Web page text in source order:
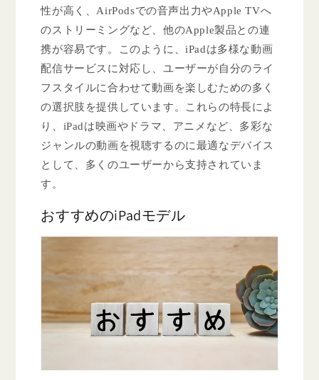
性が高く、AirPodsでの音声出力やApple TVへ
のストリーミングなど、他のApple製品との連
携が容易です。このように、iPadは多様な動画
配信サービスに対応し、ユーザーが自分のライ
フスタイルに合わせて動画を楽しむための多く
の選択肢を提供しています。これらの特長によ
り、iPadは映画やドラマ、アニメなど、多彩な
ジャンルの動画を視聴するのに最適なデバイス
として、多くのユーザーから支持されていま
す。
おすすめのiPadモデル